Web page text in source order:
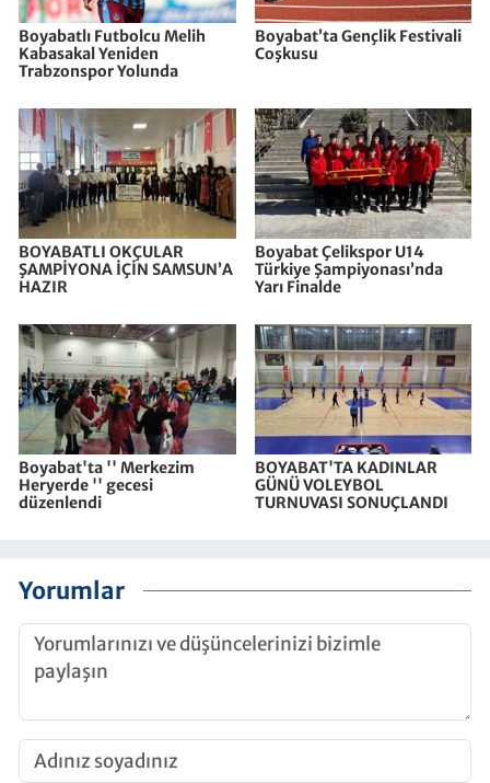
Boyabatlı Futbolcu Melih
Kabasakal Yeniden
Trabzonspor Yolunda
Boyabat’ta Gençlik Festivali
Coşkusu
BOYABATLI OKÇULAR
ŞAMPİYONA İÇİN SAMSUN’A
HAZIR
Boyabat Çelikspor U14
Türkiye Şampiyonası’nda
Yarı Finalde
Boyabat'ta '' Merkezim
Heryerde '' gecesi
düzenlendi
BOYABAT'TA KADINLAR
GÜNÜ VOLEYBOL
TURNUVASI SONUÇLANDI
Yorumlar